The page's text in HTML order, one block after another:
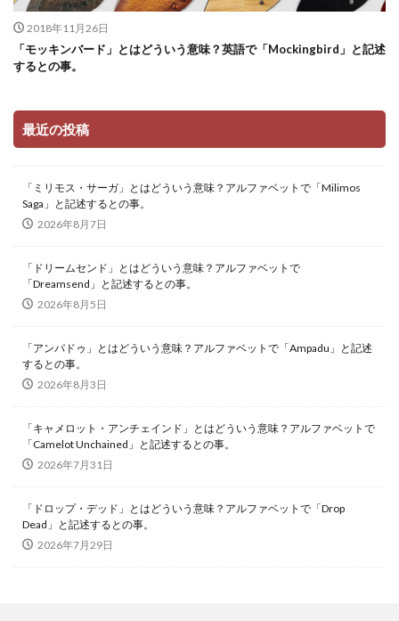
2018年11月26日
「モッキンバード」とはどういう意味？英語で「Mockingbird」と記述
するとの事。
最近の投稿
「ミリモス・サーガ」とはどういう意味？アルファベットで「Milimos
Saga」と記述するとの事。
2026年8月7日
「ドリームセンド」とはどういう意味？アルファベットで
「Dreamsend」と記述するとの事。
2026年8月5日
「アンパドゥ」とはどういう意味？アルファベットで「Ampadu」と記述
するとの事。
2026年8月3日
「キャメロット・アンチェインド」とはどういう意味？アルファベットで
「Camelot Unchained」と記述するとの事。
2026年7月31日
「ドロップ・デッド」とはどういう意味？アルファベットで「Drop
Dead」と記述するとの事。
2026年7月29日